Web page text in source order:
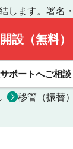
します。 署名
設（無料）
ポートへご相談
移管（振替